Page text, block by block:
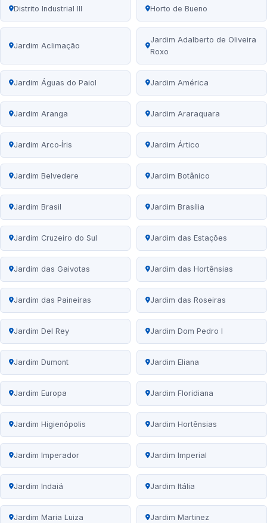
Distrito Industrial III Horto de Bueno
Jardim Aclimação
Jardim Adalberto de Oliveira
Roxo
Jardim Águas do Paiol Jardim América
Jardim Aranga Jardim Araraquara
Jardim Arco‑Íris Jardim Ártico
Jardim Belvedere Jardim Botânico
Jardim Brasil Jardim Brasília
Jardim Cruzeiro do Sul Jardim das Estações
Jardim das Gaivotas Jardim das Hortênsias
Jardim das Paineiras Jardim das Roseiras
Jardim Del Rey Jardim Dom Pedro I
Jardim Dumont Jardim Eliana
Jardim Europa Jardim Floridiana
Jardim Higienópolis Jardim Hortênsias
Jardim Imperador Jardim Imperial
Jardim Indaiá Jardim Itália
Jardim Maria Luiza Jardim Martinez